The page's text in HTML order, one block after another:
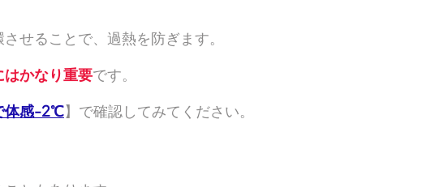
せることで、過熱を防ぎます。
はかなり重要です。
体感-2℃】で確認してみてください。